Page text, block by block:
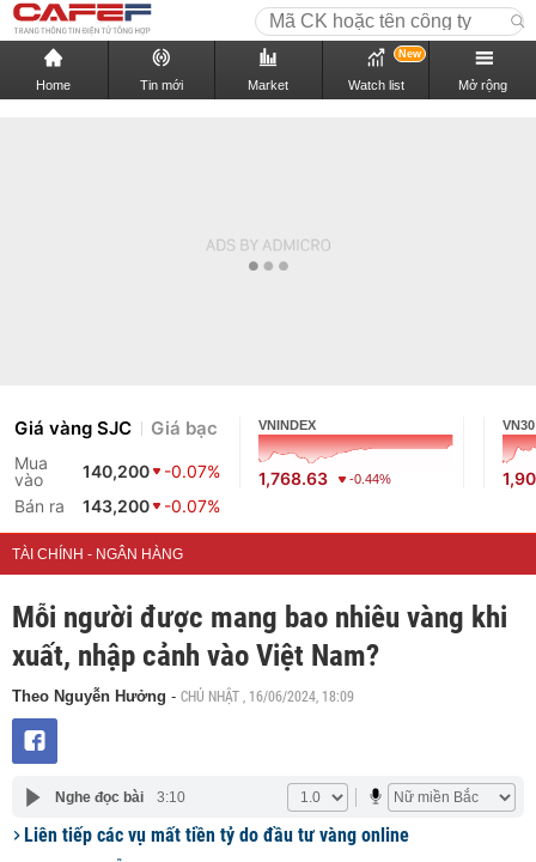
Home Tin mới Market Watch list
New
Mở rộng
Giá vàng SJC Giá bạc
Mua
vào
140,200
-0.07%
Bán ra
143,200 -0.07%
VNINDEX
1,768.63 -0.44%
VN30
TÀI CHÍNH - NGÂN HÀNG
Mỗi người được mang bao nhiêu vàng khi
xuất, nhập cảnh vào Việt Nam?
Theo Nguyễn Hưởng - CHỦ NHẬT , 16/06/2024, 18:09
Nghe đọc bài 3:10
Liên tiếp các vụ mất tiền tỷ do đầu tư vàng online